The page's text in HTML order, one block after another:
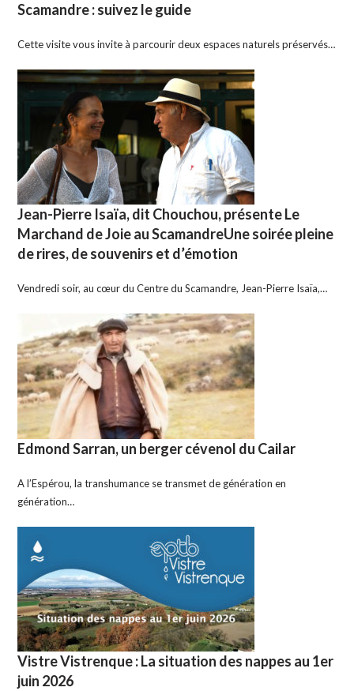
Scamandre : suivez le guide
Cette visite vous invite à parcourir deux espaces naturels préservés…
Jean-Pierre Isaïa, dit Chouchou, présente Le
Marchand de Joie au ScamandreUne soirée pleine
de rires, de souvenirs et d’émotion
Vendredi soir, au cœur du Centre du Scamandre, Jean-Pierre Isaïa,…
Edmond Sarran, un berger cévenol du Cailar
A l’Espérou, la transhumance se transmet de génération en
génération…
Vistre Vistrenque : La situation des nappes au 1er
juin 2026